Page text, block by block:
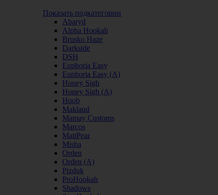
Показать подкатегории
Abaryd
Alpha Hookah
Brusko Haze
Darkside
DSH
Euphoria Easy
Euphoria Easy (А)
Honey Sigh
Honey Sigh (А)
Hoob
Maklaud
Mamay Customs
Marcos
MattPear
Misha
Orden
Orden (А)
Pizduk
ProHookah
Shadows